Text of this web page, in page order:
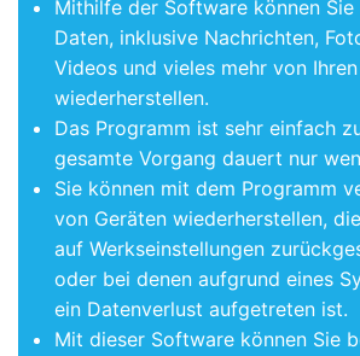
Mithilfe der Software können
Daten, inklusive Nachrichten,
Videos und vieles mehr von
wiederherstellen.
Das Programm ist sehr einfach
gesamte Vorgang dauert nur
Sie können mit dem Programm
von Geräten wiederherstellen,
auf Werkseinstellungen
oder bei denen aufgrund eines
ein Datenverlust aufgetreten ist.
Mit dieser Software können Sie